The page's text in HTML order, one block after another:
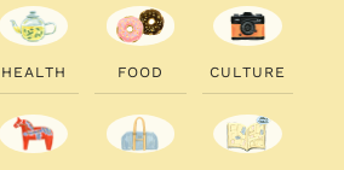
H EALTH FOOD CU LTU RE
H EALTH FOOD CU LTU RE